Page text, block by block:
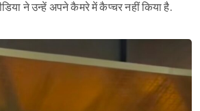
ने उन्हें अपने कैमरे में कैप्चर नहीं किया है.